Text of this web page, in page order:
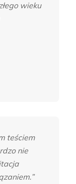
wieku
teściem
nie